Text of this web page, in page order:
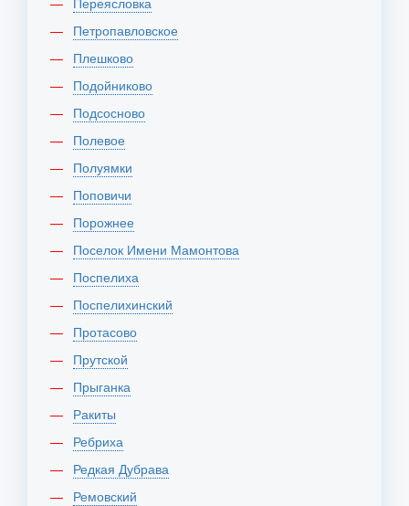
Петропавловское
Плешково
Подойниково
Подсосново
Полевое
Полуямки
Поповичи
Порожнее
Поселок Имени Мамонтова
Поспелиха
Поспелихинский
Протасово
Прутской
Прыганка
Ракиты
Ребриха
Редкая Дубрава
Ремовский